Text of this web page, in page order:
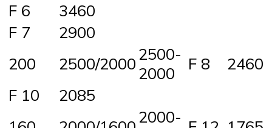
F 6
3460
F 7
2900
200
2500/20002500-
2000
F 8
2460
F 10
2085
2000-